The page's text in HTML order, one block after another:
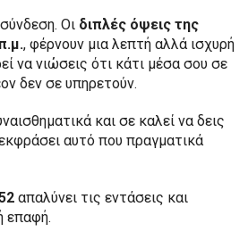
Οι διπλές όψεις της
, φέρνουν μια λεπτή αλλά ισχυρή
να νιώσεις ότι κάτι μέσα σου σε
δεν σε υπηρετούν.
και σε καλεί να δεις
αυτό που πραγματικά
απαλύνει τις εντάσεις και
επαφή.